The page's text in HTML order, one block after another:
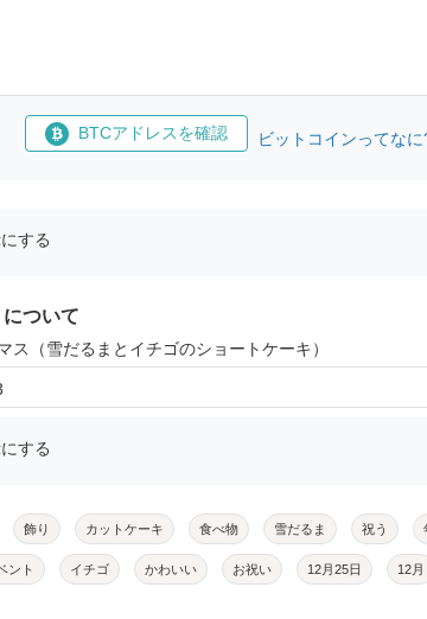
BTCアドレスを確認 ビットコインってなに
する
ついて
ス（雪だるまとイチゴのショートケーキ）
する
飾り カットケーキ 食べ物 雪だるま 祝う
ント イチゴ かわいい お祝い 12月25日 12月